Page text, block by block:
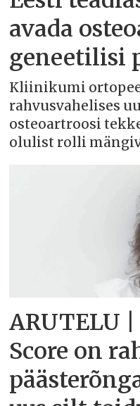
avada
geneetilisi
Kliinikumi
rahvusvahelises
osteoartroosi
olulist rolli
ARUTELU
Score on